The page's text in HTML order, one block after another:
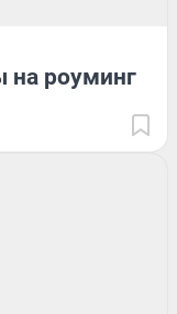
на роуминг